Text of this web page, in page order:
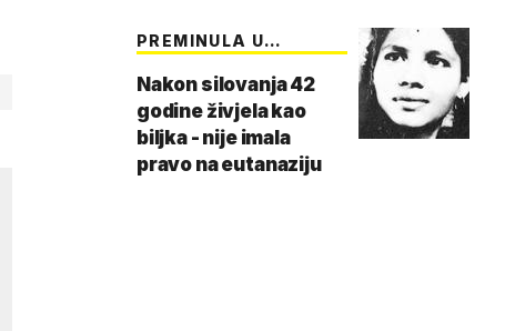
PREMINULA U
Nakon silovanja 42
godine živjela kao
biljka - nije imala
pravo na eutanaziju